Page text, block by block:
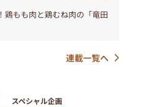
鶏もも肉と鶏むね肉の「竜田
連載一覧へ
スペシャル企画